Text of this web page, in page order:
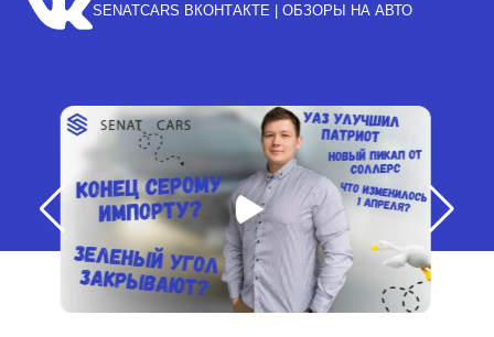
SENATCARS ВКОНТАКТЕ | ОБЗОРЫ НА АВТО